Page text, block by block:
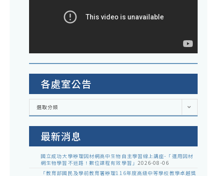
各處室公告
各
室
選取分類
最新消息
國立成功大學辦理因材網高中生物自主學習線上講座-「運用因材
網生物學習不迷路！數位課程有效學習」 2026-08-06
「教育部國民及學前教育署辦理116年度高級中等學校教學卓越獎